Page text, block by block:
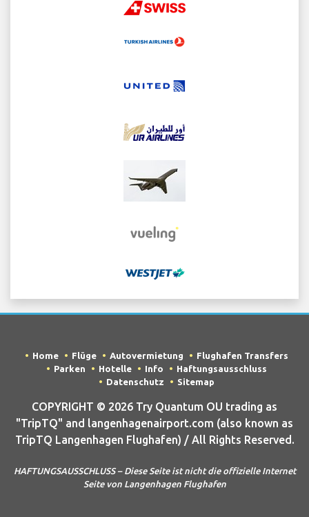
Home Flüge Autovermietung
Flughafen Transfers
Parken
Hotelle Info
Haftungsausschluss
Datenschutz
Sitemap
COPYRIGHT © 2026 Try Quantum OU trading as
"TripTQ" and langenhagenairport.com (also known as
TripTQ Langenhagen Flughafen) / All Rights Reserved.
HAFTUNGSAUSSCHLUSS – Diese Seite ist nicht die offizielle Internet
Seite von Langenhagen Flughafen